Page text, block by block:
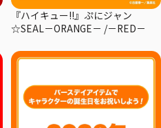
『ハイキュー!!』ぷにジャン
☆SEAL－ORANGE－ /－RED－